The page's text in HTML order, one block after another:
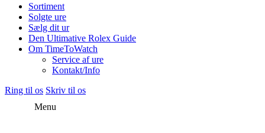
Sortiment
Solgte ure
Sælg dit ur
Den Ultimative Rolex Guide
Om TimeToWatch
Service af ure
Kontakt/Info
Ring til os Skriv til os
Menu